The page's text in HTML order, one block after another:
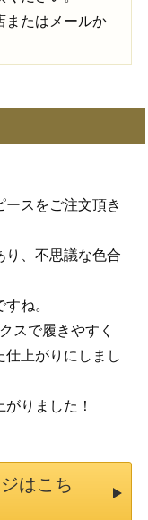
またはメールか
ースをご注文頂き
り、不思議な色合
ね。
スで履きやすく
仕上がりにしまし
りました！
はこち